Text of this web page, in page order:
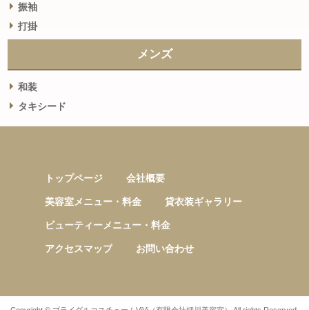
振袖
打掛
メンズ
和装
タキシード
トップページ 会社概要
美容室メニュー・料金 貸衣装ギャラリー
ビューティーメニュー・料金
アクセスマップ お問い合わせ